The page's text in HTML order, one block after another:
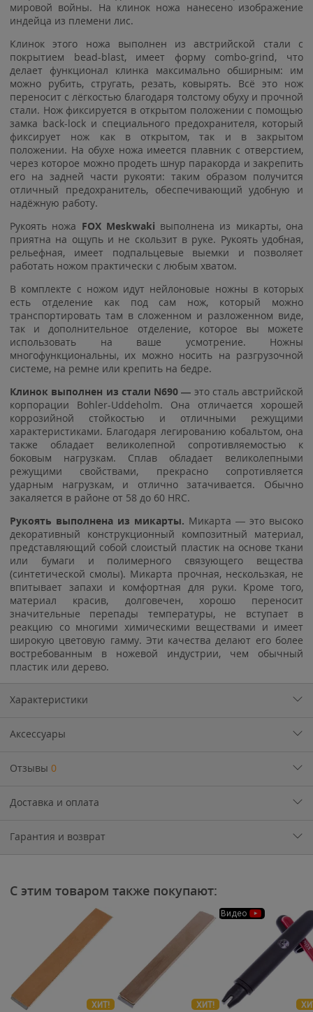
мировой войны. На клинок ножа нанесено изображение
индейца из племени лис.
Клинок этого ножа выполнен из австрийской стали с
покрытием bead-blast, имеет форму combo-grind, что
делает функционал клинка максимально обширным: им
можно рубить, стругать, резать, ковырять. Всё это нож
переносит с лёгкостью благодаря толстому обуху и прочной
стали. Нож фиксируется в открытом положении с помощью
замка back-lock и специального предохранителя, который
фиксирует нож как в открытом, так и в закрытом
положении. На обухе ножа имеется плавник с отверстием,
через которое можно продеть шнур паракорда и закрепить
его на задней части рукояти: таким образом получится
отличный предохранитель, обеспечивающий удобную и
надёжную работу.
Рукоять ножа FOX Meskwaki выполнена из микарты, она
приятна на ощупь и не скользит в руке. Рукоять удобная,
рельефная, имеет подпальцевые выемки и позволяет
работать ножом практически с любым хватом.
В комплекте с ножом идут нейлоновые ножны в которых
есть отделение как под сам нож, который можно
транспортировать там в сложенном и разложенном виде,
так и дополнительное отделение, которое вы можете
использовать на ваше усмотрение. Ножны
многофункциональны, их можно носить на разгрузочной
системе, на ремне или крепить на бедре.
Клинок выполнен из стали N690 — это сталь австрийской
корпорации Bohler-Uddeholm. Она отличается хорошей
коррозийной стойкостью и отличными режущими
характеристиками. Благодаря легированию кобальтом, она
также обладает великолепной сопротивляемостью к
боковым нагрузкам. Сплав обладает великолепными
режущими свойствами, прекрасно сопротивляется
ударным нагрузкам, и отлично затачивается. Обычно
закаляется в районе от 58 до 60 HRC.
Рукоять выполнена из микарты. Микарта — это высоко
декоративный конструкционный композитный материал,
представляющий собой слоистый пластик на основе ткани
или бумаги и полимерного связующего вещества
(синтетической смолы). Микарта прочная, нескользкая, не
впитывает запахи и комфортная для руки. Кроме того,
материал красив, долговечен, хорошо переносит
значительные перепады температуры, не вступает в
реакцию со многими химическими веществами и имеет
широкую цветовую гамму. Эти качества делают его более
востребованным в ножевой индустрии, чем обычный
пластик или дерево.
Характеристики
Аксессуары
Отзывы 0
Доставка и оплата
Гарантия и возврат
С этим товаром также покупают:
ХИТ! ХИТ!
Видео